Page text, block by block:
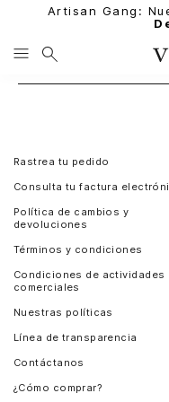
Artisan Gang:
Rastrea tu pedido
Consulta tu factura
Política de cambios y
devoluciones
Términos y condiciones
Condiciones de actividades
comerciales
Nuestras políticas
Línea de transparencia
Contáctanos
¿Cómo comprar?